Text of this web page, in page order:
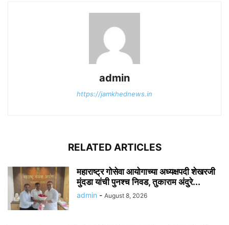
admin
https://jamkhednews.in
RELATED ARTICLES
महाराष्ट्र गोसेवा आयोगाच्या अध्यक्षपदी शेखरजी
मुंदडा यांची पुनश्च निवड, तुकाराम अंदुरे...
admin - August 8, 2026